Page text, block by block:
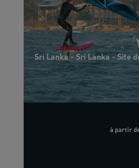
Sri Lanka - Sri Lanka - Site
à partir